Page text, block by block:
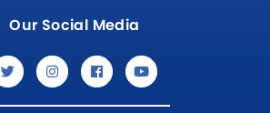
Our Social Media